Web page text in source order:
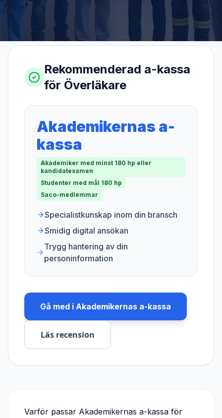
Rekommenderad a-kassa
för Överläkare
Akademikernas a-
kassa
Akademiker med minst 180 hp eller
kandidatexamen
Studenter med mål 180 hp
Saco-medlemmar
Specialistkunskap inom din bransch
Smidig digital ansökan
Trygg hantering av din
personinformation
Gå med i Akademikernas a-kassa
Läs recension
Varför passar Akademikernas a-kassa för